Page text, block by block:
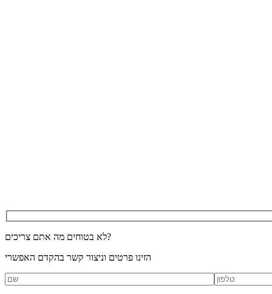
לא בטוחים מה אתם צריכים?
הזינו פרטים וניצור קשר בהקדם האפשרי